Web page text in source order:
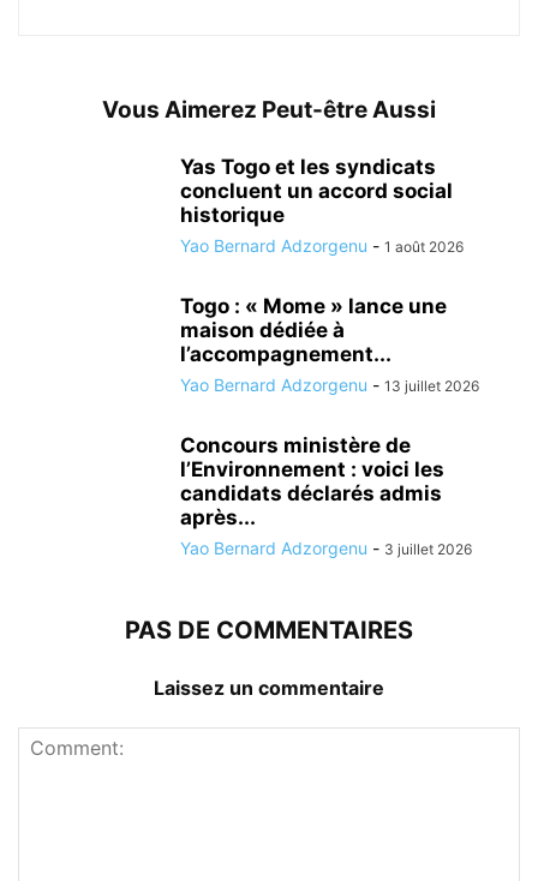
Vous Aimerez Peut-être Aussi
Yas Togo et les syndicats
concluent un accord social
historique
Yao Bernard Adzorgenu - 1 août 2026
Togo : « Mome » lance une
maison dédiée à
l’accompagnement...
Yao Bernard Adzorgenu - 13 juillet 2026
Concours ministère de
l’Environnement : voici les
candidats déclarés admis
après...
Yao Bernard Adzorgenu - 3 juillet 2026
PAS DE COMMENTAIRES
Laissez un commentaire